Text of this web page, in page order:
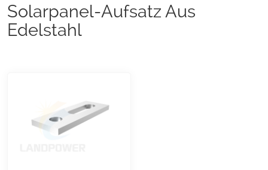
Solarpanel-Aufsatz Aus
Edelstahl